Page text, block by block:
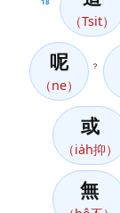
（Tsit）
呢
（ne）
？
或
（ia̍h抑）
無